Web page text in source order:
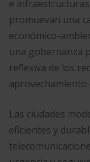
e
promuevan una
económico-
una gobernanza
reflexiva de los
aprovechamiento
Las ciudades
eficientes y